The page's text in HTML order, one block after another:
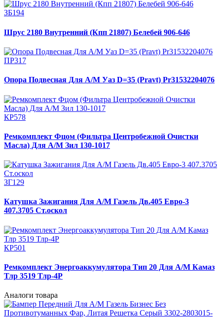
ЗБ194
Шрус 2180 Внутренний (Кпп 21807) Белебей 906-646
ПР317
Опора Подвесная Для А/М Уаз D=35 (Pravt) Pr31532204076
КР578
Ремкомплект Фцом (Фильтра Центробежной Очистки
Масла) Для А/М Зил 130-1017
ЗГ129
Катушка Зажигания Для А/М Газель Дв.405 Евро-3
407.3705 Ст.оскол
КР501
Ремкомплект Энергоаккумулятора Тип 20 Для А/М Камаз
Тлр 3519 Тлр-4Р
Аналоги товара